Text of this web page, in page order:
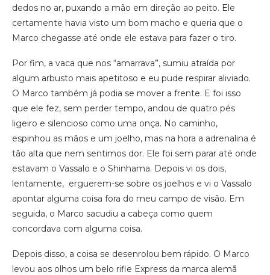
dedos no ar, puxando a mão em direção ao peito. Ele
certamente havia visto um bom macho e queria que o
Marco chegasse até onde ele estava para fazer o tiro.
Por fim, a vaca que nos “amarrava”, sumiu atraída por
algum arbusto mais apetitoso e eu pude respirar aliviado.
O Marco também já podia se mover a frente. E foi isso
que ele fez, sem perder tempo, andou de quatro pés
ligeiro e silencioso como uma onça. No caminho,
espinhou as mãos e um joelho, mas na hora a adrenalina é
tão alta que nem sentimos dor. Ele foi sem parar até onde
estavam o Vassalo e o Shinhama. Depois vi os dois,
lentamente, erguerem-se sobre os joelhos e vi o Vassalo
apontar alguma coisa fora do meu campo de visão. Em
seguida, o Marco sacudiu a cabeça como quem
concordava com alguma coisa.
Depois disso, a coisa se desenrolou bem rápido. O Marco
levou aos olhos um belo rifle Express da marca alemã